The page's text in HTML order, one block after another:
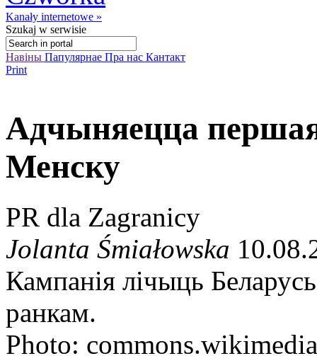
Kanały internetowe »
Szukaj w serwisie
Навіны Папулярнае Пра нас Кантакт
Print
Адчыняецца
Менску
PR dla Zagranicy
Jolanta Śmiałowska
Кампанія лічыць
ранкам.
Photo: